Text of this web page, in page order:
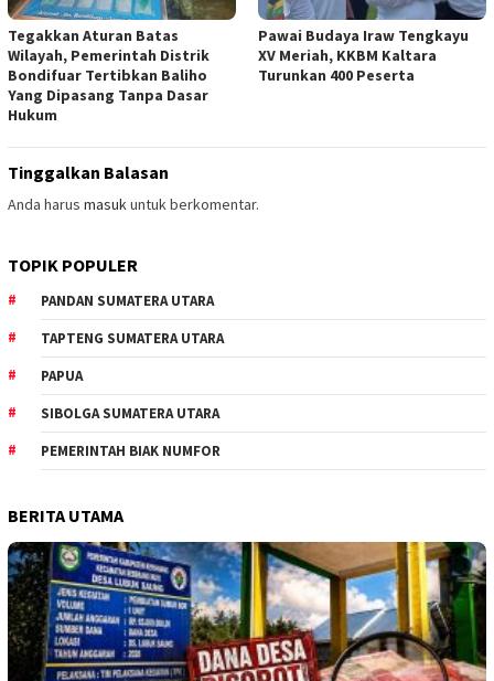
Tegakkan Aturan Batas
Wilayah, Pemerintah Distrik
Bondifuar Tertibkan Baliho
Yang Dipasang Tanpa Dasar
Hukum
Pawai Budaya Iraw Tengkayu
XV Meriah, KKBM Kaltara
Turunkan 400 Peserta
Tinggalkan Balasan
Anda harus masukuntuk berkomentar.
TOPIK POPULER
PANDAN SUMATERA UTARA
TAPTENG SUMATERA UTARA
PAPUA
SIBOLGA SUMATERA UTARA
PEMERINTAH BIAK NUMFOR
BERITA UTAMA